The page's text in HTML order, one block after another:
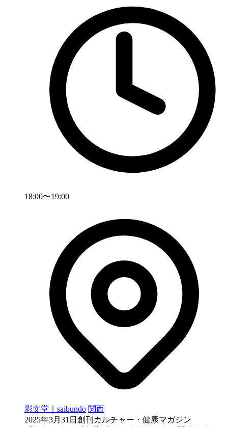
18:00〜19:00
彩文堂｜saibundo 関西
2025年3月31日創刊カルチャー・健康マガジン